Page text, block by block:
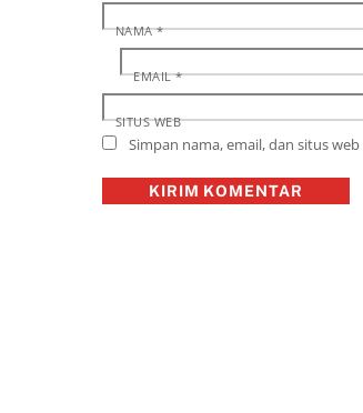
NAMA*
EMAIL*
SITUS WEB
Simpan nama, email, dan situs